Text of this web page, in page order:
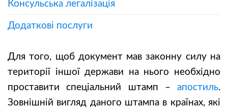
Консульська легалізація
Додаткові послуги
Для того, щоб документ мав законну силу на
території іншої держави на нього необхідно
проставити спеціальний штамп – апостиль.
Зовнішній вигляд даного штампа в країнах, які